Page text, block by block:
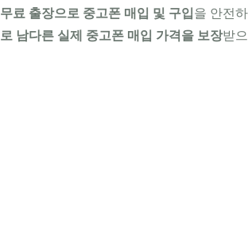
무료 출장으로 중고폰 매입 및 구입을 안전
로 남다른 실제 중고폰 매입 가격을 보장받